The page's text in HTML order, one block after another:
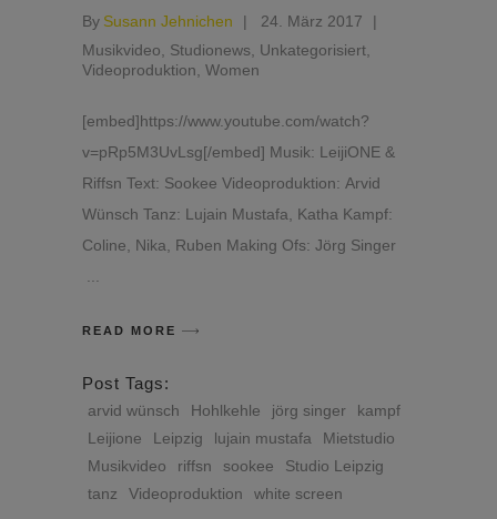
By Susann Jehnichen
24. März 2017
Musikvideo, Studionews, Unkategorisiert,
Videoproduktion, Women
[embed]https://www.youtube.com/watch?
v=pRp5M3UvLsg[/embed] Musik: LeijiONE &
Riffsn Text: Sookee Videoproduktion: Arvid
Wünsch Tanz: Lujain Mustafa, Katha Kampf:
Coline, Nika, Ruben Making Ofs: Jörg Singer
READ MORE
Post Tags:
arvid wünsch Hohlkehle jörg singer
kampf
Leijione
Leipzig lujain mustafa
Mietstudio
Musikvideo
riffsn sookee
Studio Leipzig
tanz
Videoproduktion white screen